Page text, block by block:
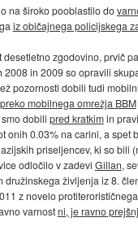
na široko pooblastilo do
iz običajnega policijskega
desetletno zgodovino, prvič
2008 in 2009 so opravili
pozornosti dobili tudi
mobilnega omrežja BBM
dobili pred kratkimin
onih 0.03% na carini, a spet
priseljencev, ki so bili
odločilo v zadevi Gillan,
družinskega življenja iz 8.
z novelo
varnostni, je ravno